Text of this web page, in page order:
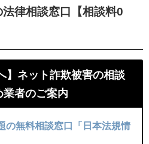
律相談窓口【相談料0
】ネット詐欺被害の相談
者のご案内
の無料相談窓口「日本法規情